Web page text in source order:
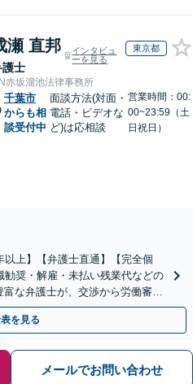
瀬 直邦
護士
インタビュ
ーを見る
東京都
赤坂溜池法律事務所
千葉市
からも相
談受付中
面談方法(対面・
電話・ビデオな
ど)は応相談
営業時間：00:
00~23:59（土
日祝日）
以上】【弁護士直通】【完全個
奨・解雇・未払い残業代などの
な弁護士が、交渉から労働審判
ライン相談可】
を見る
メールでお問い合わせ